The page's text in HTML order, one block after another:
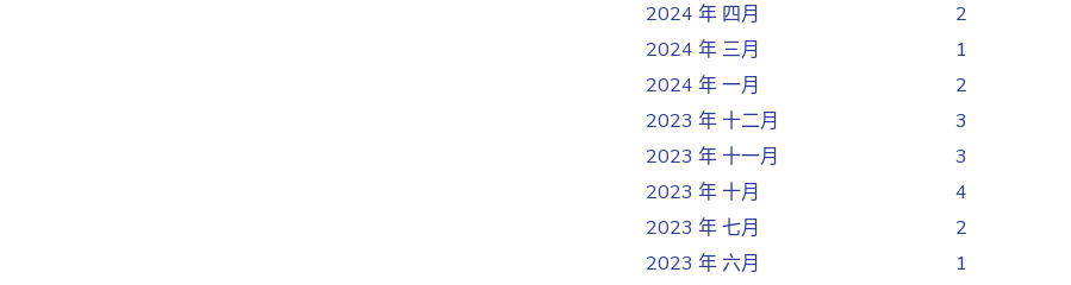
2024 年 四月
2
2024 年 三月
1
2024 年 一月
2
2023 年 十二月
3
2023 年 十一月
3
2023 年 十月
4
2023 年 七月
2
2023 年 六月
1